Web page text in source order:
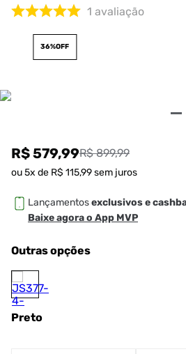
1 avaliação
36%OFF
R$ 579,99R$ 899,99
ou5x de R$ 115,99sem juros
Lançamentosexclusivos e
Baixe agora o App MVP
Outras opções
Preto